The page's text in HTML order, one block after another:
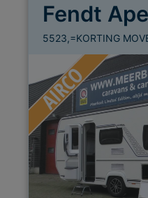
Fendt
5523,=KORTING